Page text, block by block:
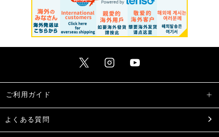
ご利用ガイド
よくある質問